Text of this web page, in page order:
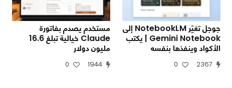
جوجل تغيّر NotebookLM إلى
Gemini Notebook | يكتب
الأكواد وينفذها بنفسه
2367
0
مستخدم يصدم بفاتورة
Claude خيالية تبلغ 16.6
مليون دولار
1944
0